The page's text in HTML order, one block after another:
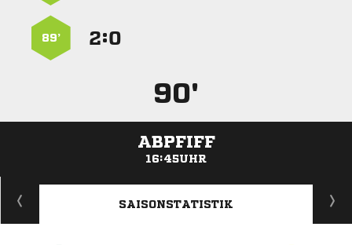
:
89’
90'
ABPFIFF
16:45UHR
ANZEIGE
SAISONSTATISTIK